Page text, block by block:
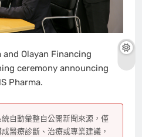
Olayan Financing
ceremony announcing
Pharma.
自動彙整自公開新聞來源，僅
醫療診斷、治療或專業建議，